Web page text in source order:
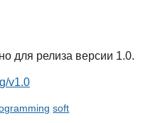
для релиза версии 1.0.
v1.0
soft